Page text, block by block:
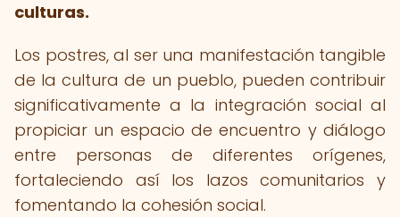
culturas.
Los postres, al ser una manifestación tangible
de la cultura de un pueblo, pueden contribuir
significativamente a la integración social al
propiciar un espacio de encuentro y diálogo
entre personas de diferentes orígenes,
fortaleciendo así los lazos comunitarios y
fomentando la cohesión social.